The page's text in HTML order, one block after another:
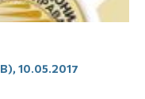
10.05.2017